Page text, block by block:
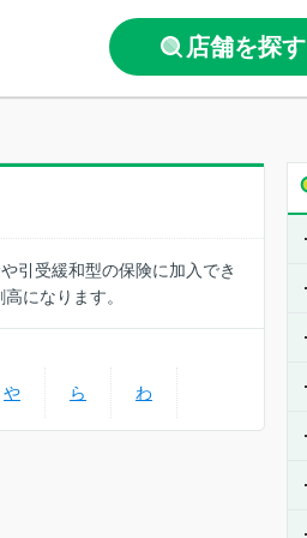
店舗を探す
引受緩和型の保険に加入でき
になります。
や ら わ